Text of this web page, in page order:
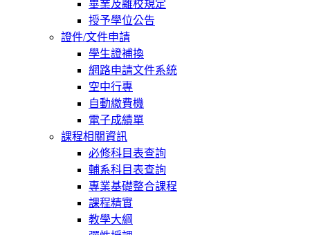
畢業及離校規定
授予學位公告
證件/文件申請
學生證補換
網路申請文件系統
空中行專
自動繳費機
電子成績單
課程相關資訊
必修科目表查詢
輔系科目表查詢
專業基礎整合課程
課程精實
教學大綱